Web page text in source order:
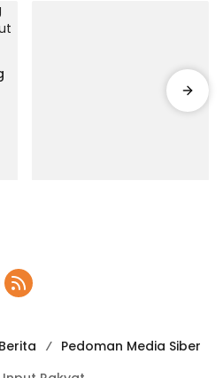
Pedoman Media Siber